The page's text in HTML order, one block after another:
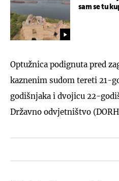
sam se tu
Optužnica podignuta pred
kaznenim sudom tereti 21-
godišnjaka i dvojicu 22-
Državno odvjetništvo